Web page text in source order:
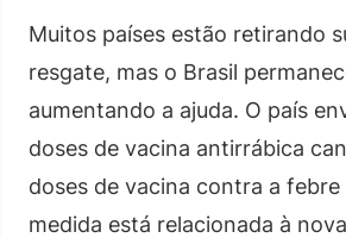
Muitos países estão retirando
resgate, mas o Brasil
aumentando a ajuda. O país
doses de vacina antirrábica
doses de vacina contra a febre
medida está relacionada à